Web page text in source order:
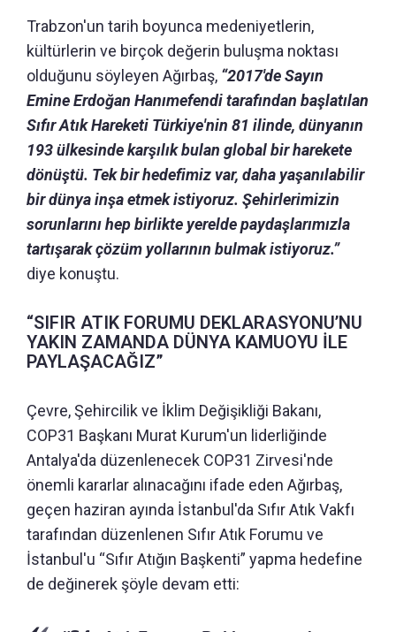
Trabzon'un tarih boyunca medeniyetlerin,
kültürlerin ve birçok değerin buluşma noktası
olduğunu söyleyen Ağırbaş, “2017'de Sayın
Emine Erdoğan Hanımefendi tarafından başlatılan
Sıfır Atık Hareketi Türkiye'nin 81 ilinde, dünyanın
193 ülkesinde karşılık bulan global bir harekete
dönüştü. Tek bir hedefimiz var, daha yaşanılabilir
bir dünya inşa etmek istiyoruz. Şehirlerimizin
sorunlarını hep birlikte yerelde paydaşlarımızla
tartışarak çözüm yollarının bulmak istiyoruz.”
diye konuştu.
“SIFIR ATIK FORUMU DEKLARASYONU’NU
YAKIN ZAMANDA DÜNYA KAMUOYU İLE
PAYLAŞACAĞIZ”
Çevre, Şehircilik ve İklim Değişikliği Bakanı,
COP31 Başkanı Murat Kurum'un liderliğinde
Antalya'da düzenlenecek COP31 Zirvesi'nde
önemli kararlar alınacağını ifade eden Ağırbaş,
geçen haziran ayında İstanbul'da Sıfır Atık Vakfı
tarafından düzenlenen Sıfır Atık Forumu ve
İstanbul'u “Sıfır Atığın Başkenti” yapma hedefine
de değinerek şöyle devam etti: